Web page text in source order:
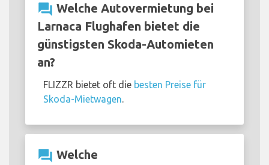
question_answer Welche Autovermietung bei
Larnaca Flughafen bietet die
günstigsten Skoda-Automieten
an?
FLIZZR bietet oft die besten Preise für
Skoda-Mietwagen.
question_answer Welche